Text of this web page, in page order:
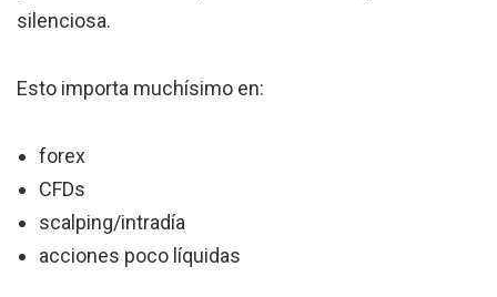
silenciosa.
Esto importa muchísimo en:
forex
CFDs
scalping/intradía
acciones poco líquidas